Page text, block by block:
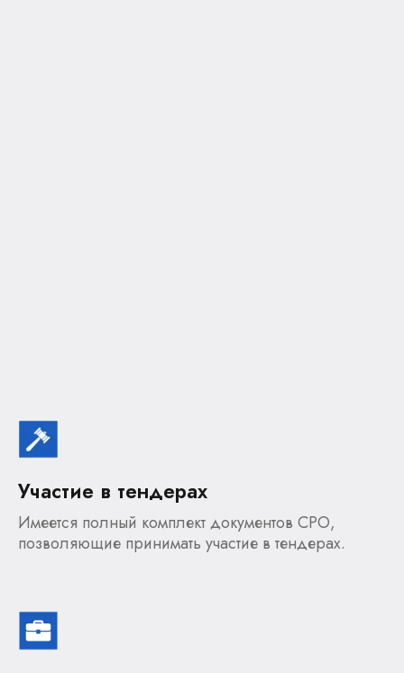
Участие в тендерах
Имеется полный комплект документов СРО,
позволяющие принимать участие в тендерах.